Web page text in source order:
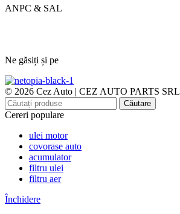
ANPC & SAL
Ne găsiți și pe
© 2026 Cez Auto | CEZ AUTO PARTS SRL
Căutare
Cereri populare
ulei motor
covorase auto
acumulator
filtru ulei
filtru aer
Închidere